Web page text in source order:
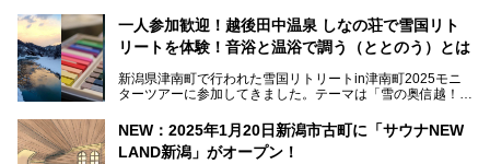
温泉が利用ができる宿泊施設も多く、スーパー銭湯も多彩な
サービスを提供する施設がいろいろ。
観光やレジャーに温泉を組み合わせれば、旅はさらに充実し
します。
一人参加歓迎！越後田中温泉 しなの荘で雪国リト
リートを体験！音浴と温浴で調う（ととのう）とは
新潟県津南町で行われた雪国リトリートin津南町2025モニ
ターツアーに参加してきました。テーマは「雪の奥信越！音
温泉ライターとして「温浴」は頻繁に体験していますが、
「音浴」とは果たしてどんな体験なのでしょう？とても気に
NEW：2025年1月20日新潟市古町に「サウナNEW
LAND新潟」がオープン！